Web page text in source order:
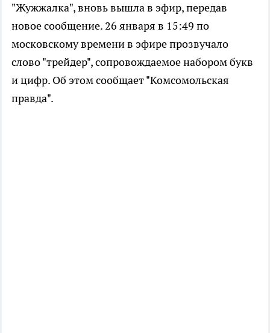
"Жужжалка", вновь вышла в эфир, передав
новое сообщение. 26 января в 15:49 по
московскому времени в эфире прозвучало
слово "трейдер", сопровождаемое набором букв
и цифр. Об этом сообщает "Комсомольская
правда".